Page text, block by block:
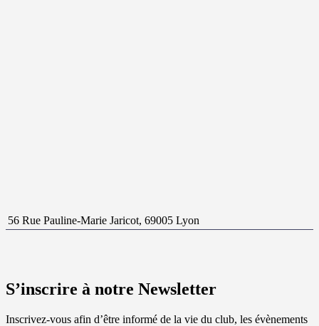
56 Rue Pauline-Marie Jaricot, 69005 Lyon
S’inscrire à notre Newsletter
Inscrivez-vous afin d’être informé de la vie du club, les évènements